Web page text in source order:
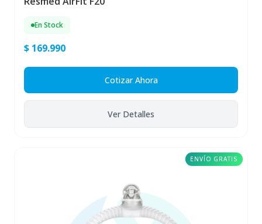
En Stock
$ 169.990
Cotizar Ahora
Ver Detalles
ENVÍO GRATIS